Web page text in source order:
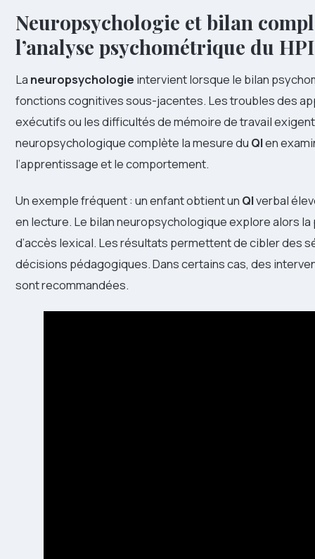
Neuropsychologie et bilan
l’analyse psychométrique du HPI
La neuropsychologie intervient lorsque le bilan
fonctions cognitives sous-jacentes. Les troubles des
exécutifs ou les difficultés de mémoire de travail
neuropsychologique complète la mesure du QIen
l’apprentissage et le comportement.
Un exemple fréquent : un enfant obtient un QIverbal
en lecture. Le bilan neuropsychologique explore alors
d’accès lexical. Les résultats permettent de cibler des
décisions pédagogiques. Dans certains cas, des
sont recommandées.